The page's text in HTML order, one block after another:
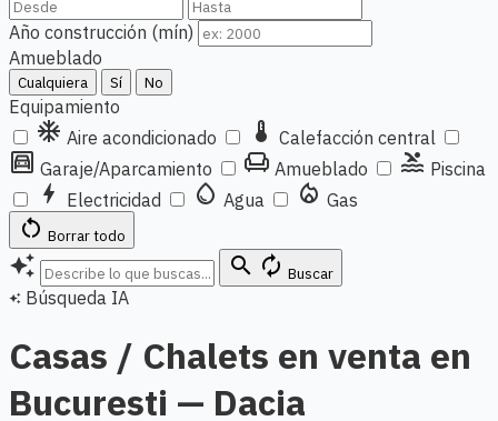
Año construcción (mín)
Amueblado
Cualquiera Sí No
Equipamiento
ac_unit Aire acondicionado thermostat Calefacción central
garage Garaje/Aparcamiento chair Amueblado pool Piscina
bolt Electricidad water_drop Agua local_fire_department Gas
restart_alt Borrar todo
auto_awesome search autorenew Buscar
auto_awesome Búsqueda IA
Casas / Chalets en venta en
Bucuresti — Dacia